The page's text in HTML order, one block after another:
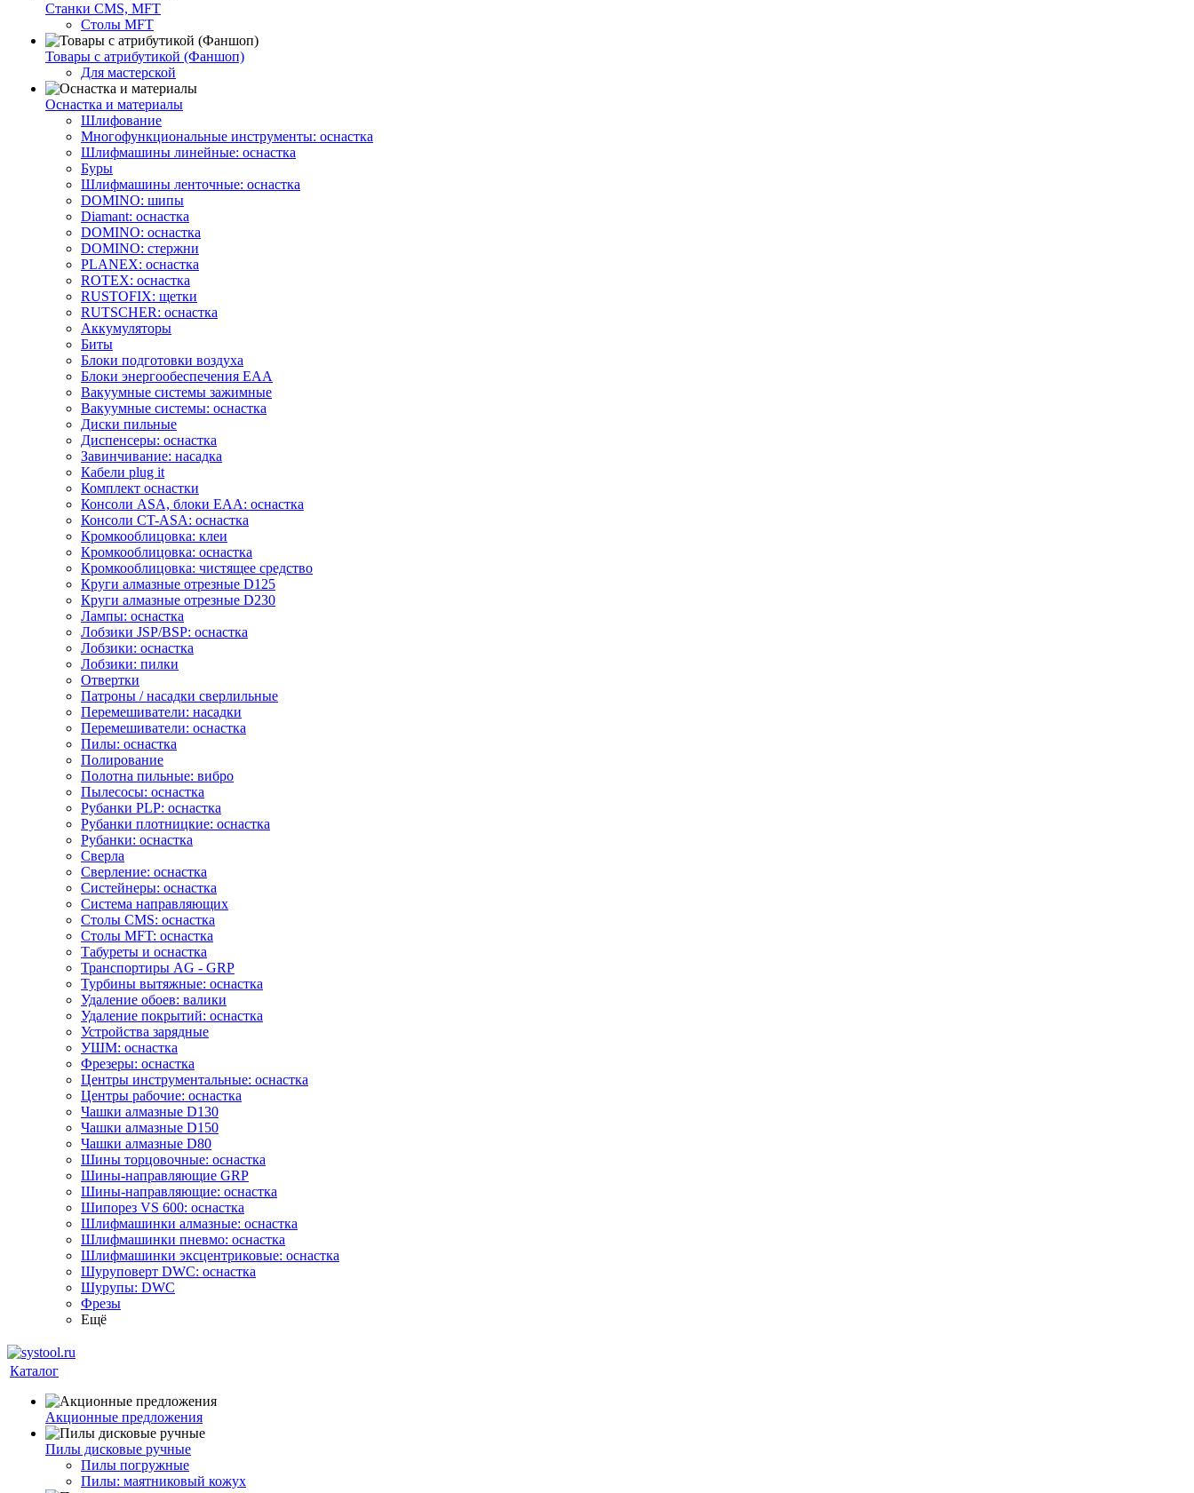
Станки CMS, MFT
Столы MFT
Товары с атрибутикой (Фаншоп)
Для мастерской
Оснастка и материалы
Шлифование
Многофункциональные инструменты: оснастка
Шлифмашины линейные: оснастка
Буры
Шлифмашины ленточные: оснастка
DOMINO: шипы
Diamant: оснастка
DOMINO: оснастка
DOMINO: стержни
PLANEX: оснастка
ROTEX: оснастка
RUSTOFIX: щетки
RUTSCHER: оснастка
Аккумуляторы
Биты
Блоки подготовки воздуха
Блоки энергообеспечения EAA
Вакуумные системы зажимные
Вакуумные системы: оснастка
Диски пильные
Диспенсеры: оснастка
Завинчивание: насадка
Кабели plug it
Комплект оснастки
Консоли ASA, блоки EAA: оснастка
Консоли CT-ASA: оснастка
Кромкооблицовка: клеи
Кромкооблицовка: оснастка
Кромкооблицовка: чистящее средство
Круги алмазные отрезные D125
Круги алмазные отрезные D230
Лампы: оснастка
Лобзики JSP/BSP: оснастка
Лобзики: оснастка
Лобзики: пилки
Отвертки
Патроны / насадки сверлильные
Перемешиватели: насадки
Перемешиватели: оснастка
Пилы: оснастка
Полирование
Полотна пильные: вибро
Пылесосы: оснастка
Рубанки PLP: оснастка
Рубанки плотницкие: оснастка
Рубанки: оснастка
Сверла
Сверление: оснастка
Систейнеры: оснастка
Система направляющих
Столы CMS: оснастка
Столы MFT: оснастка
Табуреты и оснастка
Транспортиры AG - GRP
Турбины вытяжные: оснастка
Удаление обоев: валики
Удаление покрытий: оснастка
Устройства зарядные
УШМ: оснастка
Фрезеры: оснастка
Центры инструментальные: оснастка
Центры рабочие: оснастка
Чашки алмазные D130
Чашки алмазные D150
Чашки алмазные D80
Шины торцовочные: оснастка
Шины-направляющие GRP
Шины-направляющие: оснастка
Шипорез VS 600: оснастка
Шлифмашинки алмазные: оснастка
Шлифмашинки пневмо: оснастка
Шлифмашинки эксцентриковые: оснастка
Шуруповерт DWC: оснастка
Шурупы: DWC
Фрезы
Ещё
Каталог
Акционные предложения
Пилы дисковые ручные
Пилы погружные
Пилы: маятниковый кожух